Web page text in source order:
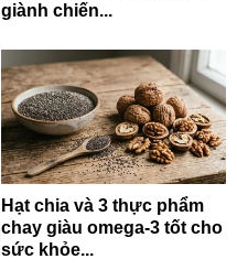
giành chiến...
Hạt chia và 3 thực phẩm
chay giàu omega-3 tốt cho
sức khỏe...